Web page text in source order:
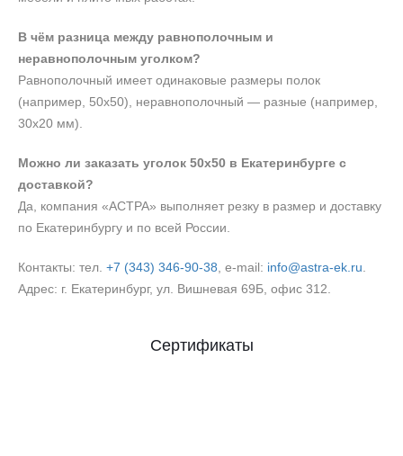
В чём разница между равнополочным и
неравнополочным уголком?
Равнополочный имеет одинаковые размеры полок
(например, 50х50), неравнополочный — разные (например,
30х20 мм).
Можно ли заказать уголок 50х50 в Екатеринбурге с
доставкой?
Да, компания «АСТРА» выполняет резку в размер и доставку
по Екатеринбургу и по всей России.
Контакты: тел. +7 (343) 346‑90‑38 , e‑mail: info@astra-ek.ru
Адрес: г. Екатеринбург, ул. Вишневая 69Б, офис 312.
Сертификаты